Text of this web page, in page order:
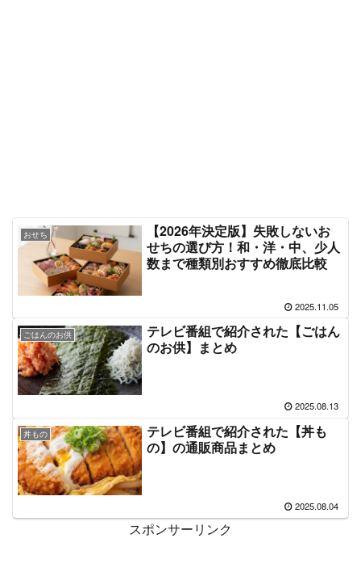
おせち
【2026年決定版】失敗しないお
せちの選び方！和・洋・中、少人
数まで種類別おすすめ徹底比較
2025.11.05
ごはんのお供
テレビ番組で紹介された【ごはん
のお供】まとめ
2025.08.13
丼もの
テレビ番組で紹介された【丼も
の】の通販商品まとめ
2025.08.04
スポンサーリンク